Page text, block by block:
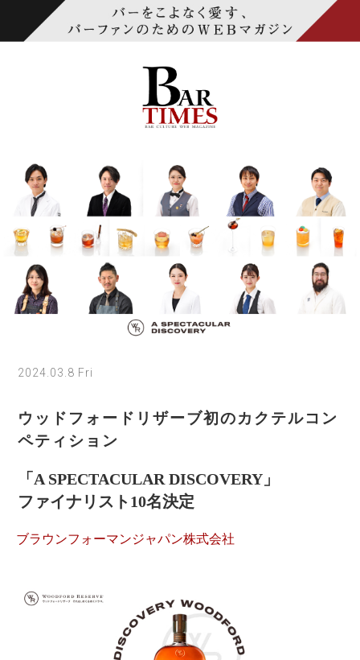
2024.03.8 Fri
ウッドフォードリザーブ初のカクテルコン
ペティション
「A SPECTACULAR DISCOVERY」
ファイナリスト10名決定
ブラウンフォーマンジャパン株式会社